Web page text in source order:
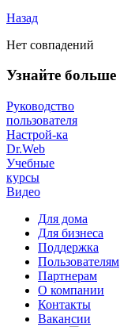
Назад
Нет совпадений
Узнайте больше
Руководство
пользователя
Настрой-ка
Dr.Web
Учебные
курсы
Видео
Для дома
Для бизнеса
Поддержка
Пользователям
Партнерам
О компании
Контакты
Вакансии